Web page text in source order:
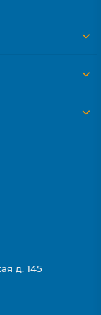
д. 145